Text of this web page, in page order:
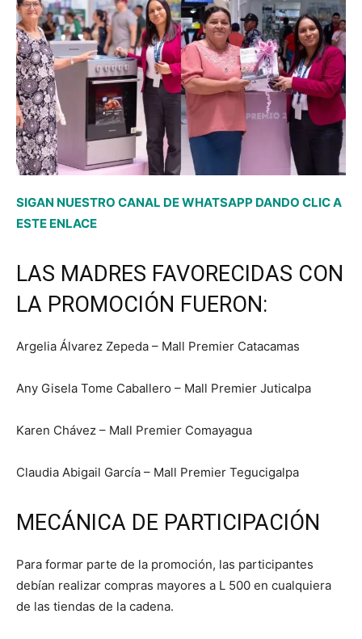
SIGAN NUESTRO CANAL DE WHATSAPP DANDO CLIC A
ESTE ENLACE
LAS MADRES FAVORECIDAS CON
LA PROMOCIÓN FUERON:
Argelia Álvarez Zepeda – Mall Premier Catacamas
Any Gisela Tome Caballero – Mall Premier Juticalpa
Karen Chávez – Mall Premier Comayagua
Claudia Abigail García – Mall Premier Tegucigalpa
MECÁNICA DE PARTICIPACIÓN
Para formar parte de la promoción, las participantes
debían realizar compras mayores a L 500 en cualquiera
de las tiendas de la cadena.